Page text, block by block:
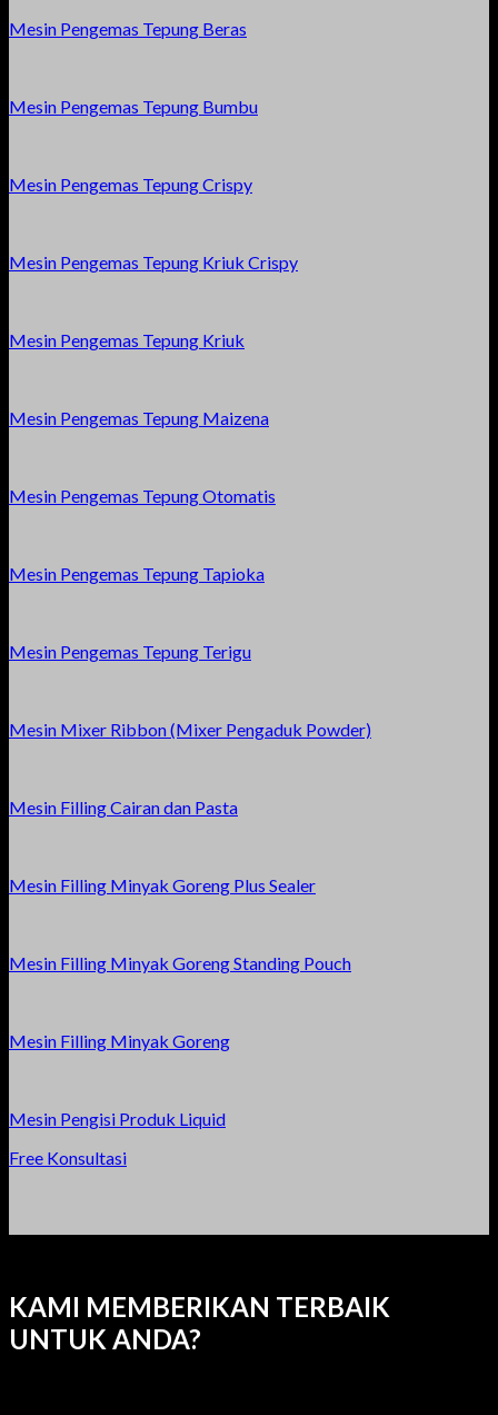
Mesin Pengemas Tepung Beras
Mesin Pengemas Tepung Bumbu
Mesin Pengemas Tepung Crispy
Mesin Pengemas Tepung Kriuk Crispy
Mesin Pengemas Tepung Kriuk
Mesin Pengemas Tepung Maizena
Mesin Pengemas Tepung Otomatis
Mesin Pengemas Tepung Tapioka
Mesin Pengemas Tepung Terigu
Mesin Mixer Ribbon (Mixer Pengaduk Powder)
Mesin Filling Cairan dan Pasta
Mesin Filling Minyak Goreng Plus Sealer
Mesin Filling Minyak Goreng Standing Pouch
Mesin Filling Minyak Goreng
Mesin Pengisi Produk Liquid
Free Konsultasi
KAMI MEMBERIKAN TERBAIK
UNTUK ANDA?